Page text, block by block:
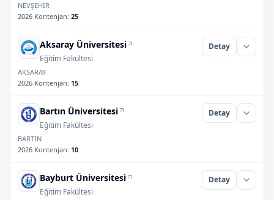
NEVŞEHİR
2026 Kontenjan: 25
Aksaray Üniversitesi
Eğitim Fakültesi
Detay
AKSARAY
2026 Kontenjan: 15
Bartın Üniversitesi
Eğitim Fakültesi
Detay
BARTIN
2026 Kontenjan: 10
Bayburt Üniversitesi
Eğitim Fakültesi
Detay